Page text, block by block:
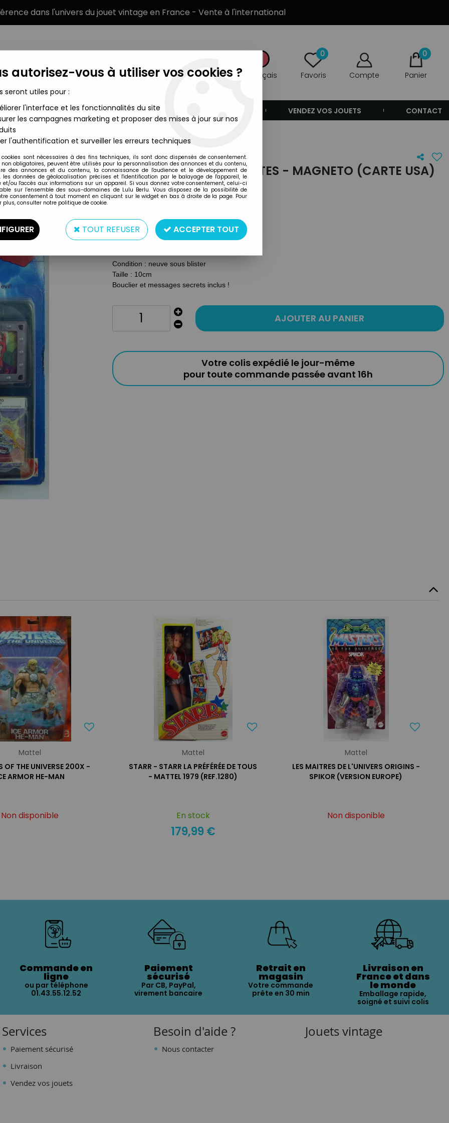
dans l'univers du jouet vintage en France - Vente à l'international
Français
0
Favoris Compte
0
Panier
MARQUES TYPE DE PRODUIT VENDEZ VOS JOUETS CONTACT
Mattel
MARVEL GUERRES SECRÈTES - MAGNETO (CARTE USA)
- MATTEL
149,99 €TTC
Réf. :AR0024039
Type : Figurine articulée
Condition : neuve sous blister
Taille : 10cm
Bouclier et messages secrets inclus !
AJOUTER AU PANIER
Votre colis expédié le jour-même
pour toute commande passée avant 16h
Mattel
OF THE UNIVERSE 200X -
ARMOR HE-MAN
Non disponible
Mattel
STARR - STARR LA PRÉFÉRÉE DE TOUS
- MATTEL 1979 (REF.1280)
En stock
179,99 €
Mattel
LES MAITRES DE L'UNIVERS ORIGINS -
SPIKOR (VERSION EUROPE)
Non disponible
Commande en
ligne
ou par téléphone
01.43.55.12.52
Paiement
sécurisé
Par CB, PayPal,
virement bancaire
Retrait en
magasin
Votre commande
prête en 30 min
Livraison en
France et dans
le monde
Emballage rapide,
soigné et suivi colis
Services
Paiement sécurisé
Livraison
Vendez vos jouets
Besoin d'aide ?
Nous contacter
Jouets vintage
autorisez-vous à utiliser vos cookies ?
seront utiles pour :
l'interface et les fonctionnalités du site
les campagnes marketing et proposer des mises à jour sur nos
l'authentification et surveiller les erreurs techniques
cookies sont nécessaires à des fins techniques, ils sont donc dispensés de consentement.
non obligatoires, peuvent être utilisés pour la personnalisation des annonces et du contenu,
des annonces et du contenu, la connaissance de l'audience et le développement de
les données de géolocalisation précises et l'identification par le balayage de l'appareil, le
et/ou l'accès aux informations sur un appareil. Si vous donnez votre consentement, celui-ci
sur l’ensemble des sous-domaines de Lulu Berlu. Vous disposez de la possibilité de
consentement à tout moment en cliquant sur le widget en bas à droite de la page. Pour
plus, consulter notre politique de cookie.
TOUT REFUSER ACCEPTER TOUT